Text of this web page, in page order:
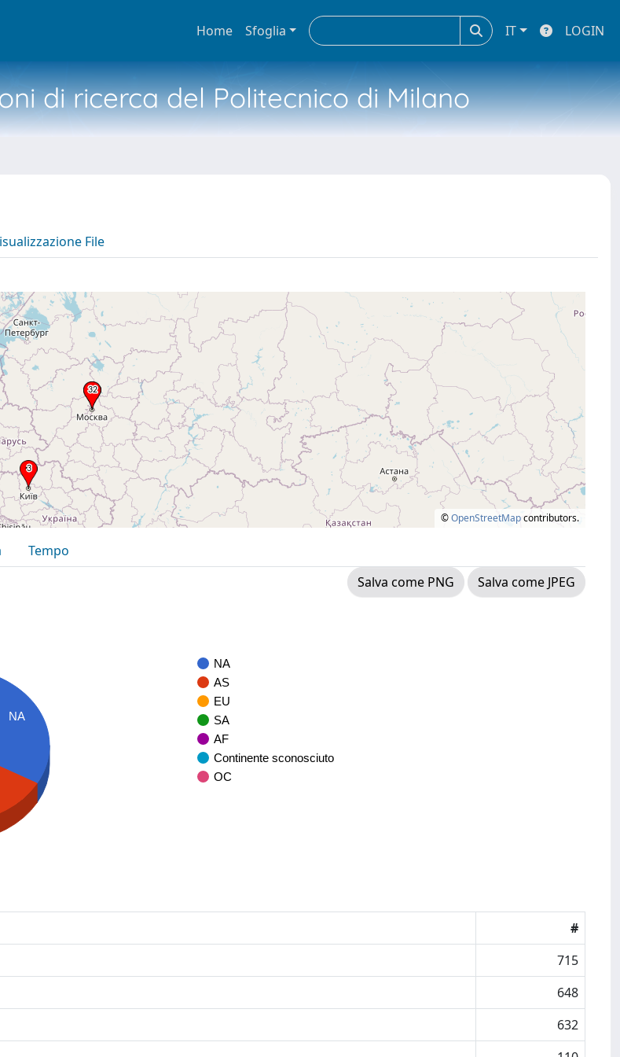
Home Sfoglia IT LOGIN
di ricerca del Politecnico di Milano
File
©OpenStreetMapcontributors.
Tempo
Salva come PNG
Salva come JPEG
NA
AS
EU
SA
AF
Continente sconosciuto
OC
NA
#
715
648
632